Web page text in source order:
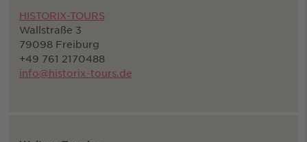
HISTORIX-TOURS
Wallstraße 3
79098 Freiburg
+49 761 2170488
info@historix-tours.de